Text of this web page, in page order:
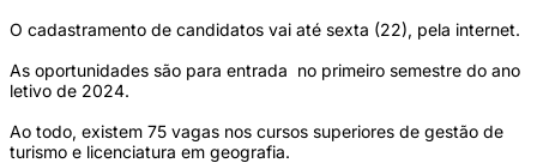
O cadastramento de candidatos vai até sexta (22), pela internet.
As oportunidades são para entrada no primeiro semestre do ano
letivo de 2024.
Ao todo, existem 75 vagas nos cursos superiores de gestão de
turismo e licenciatura em geografia.